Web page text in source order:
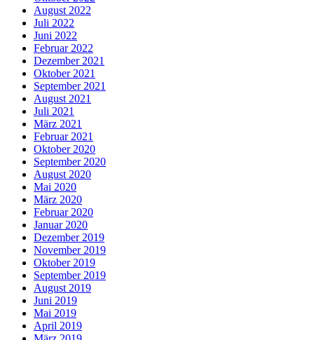
August 2022
Juli 2022
Juni 2022
Februar 2022
Dezember 2021
Oktober 2021
September 2021
August 2021
Juli 2021
März 2021
Februar 2021
Oktober 2020
September 2020
August 2020
Mai 2020
März 2020
Februar 2020
Januar 2020
Dezember 2019
November 2019
Oktober 2019
September 2019
August 2019
Juni 2019
Mai 2019
April 2019